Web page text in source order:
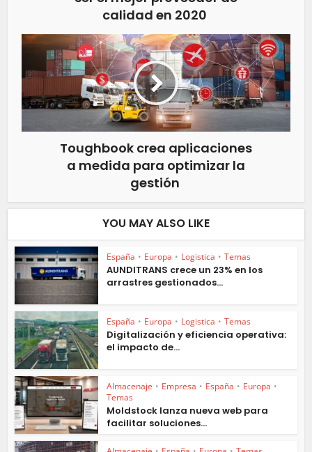
calidad en 2020
Toughbook crea aplicaciones
a medida para optimizar la
gestión
YOU MAY ALSO LIKE
España • Europa • Logistica • Temas
AUNDITRANS crece un 23% en los
arrastres gestionados...
España • Europa • Logistica • Temas
Digitalización y eficiencia operativa:
el impacto de...
Almacenaje • Empresa • España • Europa •
Temas
Moldstock lanza nueva web para
facilitar soluciones...